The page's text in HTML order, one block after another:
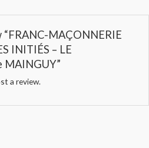
MAÇONNERIE
INITIÉS – LE
MAINGUY”
a review.